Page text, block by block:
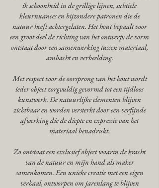
ik schoonheid in de grillige lijnen, subtiele
kleurnuances en bijzondere patronen die de
natuur heeft achtergelaten. Het hout bepaalt voor
een groot deel de richting van het ontwerp; de vorm
ontstaat door een samenwerking tussen materiaal,
ambacht en verbeelding.
Met respect voor de oorsprong van het hout wordt
ieder object zorgvuldig gevormd tot een tijdloos
kunstwerk. De natuurlijke elementen blijven
zichtbaar en worden versterkt door een verfijnde
afwerking die de diepte en expressie van het
materiaal benadrukt.
Zo ontstaat een exclusief object waarin de kracht
van de natuur en mijn hand als maker
samenkomen. Een unieke creatie met een eigen
verhaal, ontworpen om jarenlang te blijven